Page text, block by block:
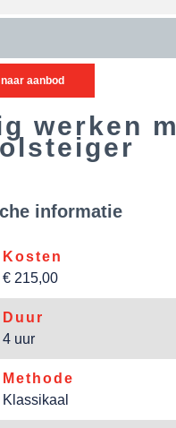
aanbod
werken
informatie
Kosten
€ 215,00
Duur
4 uur
Methode
Klassikaal